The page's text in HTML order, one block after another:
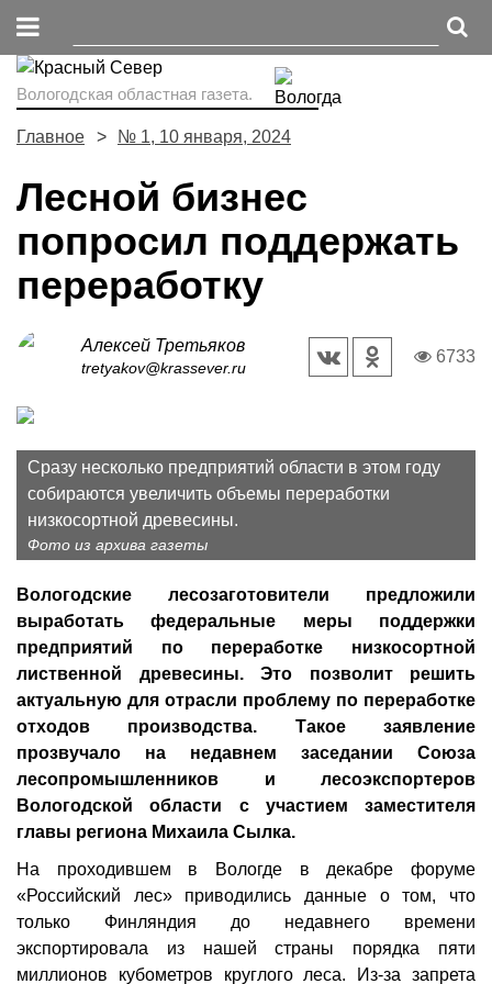
Вологодская областная газета.
Главное № 1, 10 января, 2024
Лесной бизнес
попросил поддержать
переработку
Алексей Третьяков
tretyakov@krassever.ru
6733
Сразу несколько предприятий области в этом году
собираются увеличить объемы переработки
низкосортной древесины.
Фото из архива газеты
Вологодские лесозаготовители предложили
выработать федеральные меры поддержки
предприятий по переработке низкосортной
лиственной древесины. Это позволит решить
актуальную для отрасли проблему по переработке
отходов производства. Такое заявление
прозвучало на недавнем заседании Союза
лесопромышленников и лесоэкспортеров
Вологодской области с участием заместителя
главы региона Михаила Сылка.
На проходившем в Вологде в декабре форуме
«Российский лес» приводились данные о том, что
только Финляндия до недавнего времени
экспортировала из нашей страны порядка пяти
миллионов кубометров круглого леса. Из-за запрета